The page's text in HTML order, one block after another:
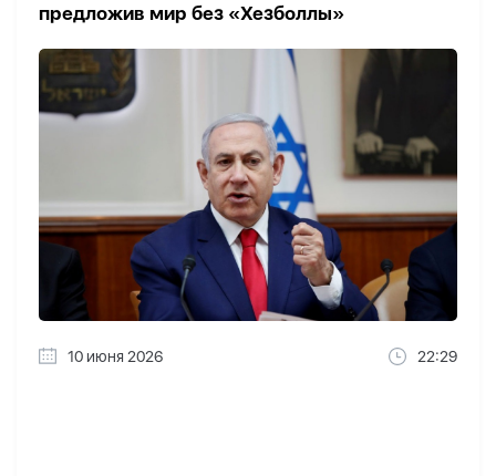
предложив мир без «Хезболлы»
10 июня 2026 22:29